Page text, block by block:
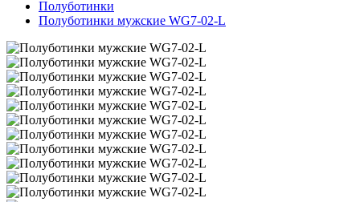
Полуботинки
Полуботинки мужские WG7-02-L